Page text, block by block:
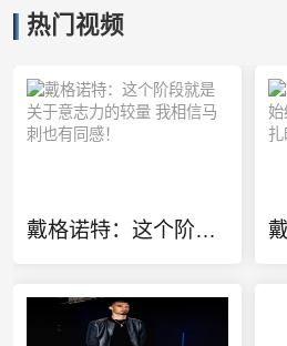
热门视频
戴格诺特：这个阶段就是关于意志力的较量 我相信马刺也有同感！